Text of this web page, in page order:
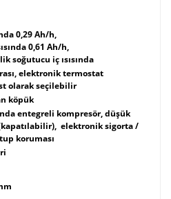
0,29 Ah/h,
0,61 Ah/h,
soğutucu iç ısısında
elektronik termostat
olarak seçilebilir
köpük
entegreli kompresör, düşük
elektronik sigorta /
koruması